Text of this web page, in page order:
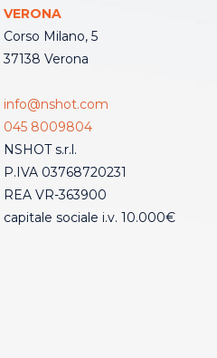
VERONA
Corso Milano, 5
37138 Verona
info@nshot.com
045 8009804
NSHOT s.r.l.
P.IVA 03768720231
REA VR-363900
capitale sociale i.v. 10.000€